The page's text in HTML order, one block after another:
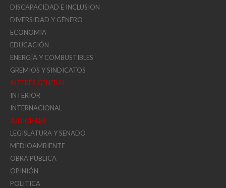
DISCAPACIDAD E INCLUSION
DIVERSIDAD Y GÉNERO
ECONOMÍA
EDUCACIÓN
ENERGÍA Y COMBUSTIBLES
GREMIOS Y SINDICATOS
INTERÉS GENERAL
INTERIOR
INTERNACIONAL
JUDICIALES
LEGISLATURA Y SENADO
MEDIOAMBIENTE
OBRA PÚBLICA
OPINIÓN
POLITICA